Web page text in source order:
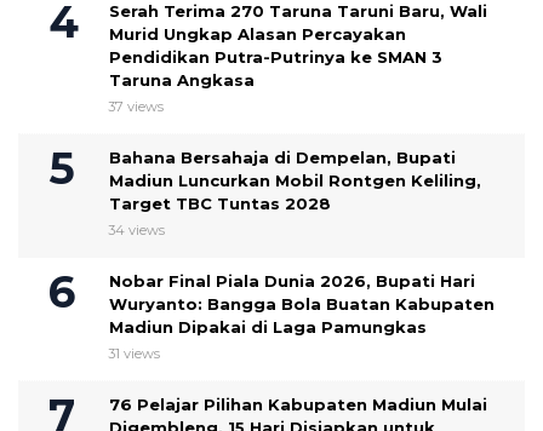
Serah Terima 270 Taruna Taruni Baru, Wali
Murid Ungkap Alasan Percayakan
Pendidikan Putra-Putrinya ke SMAN 3
Taruna Angkasa
37 views
Bahana Bersahaja di Dempelan, Bupati
Madiun Luncurkan Mobil Rontgen Keliling,
Target TBC Tuntas 2028
34 views
Nobar Final Piala Dunia 2026, Bupati Hari
Wuryanto: Bangga Bola Buatan Kabupaten
Madiun Dipakai di Laga Pamungkas
31 views
76 Pelajar Pilihan Kabupaten Madiun Mulai